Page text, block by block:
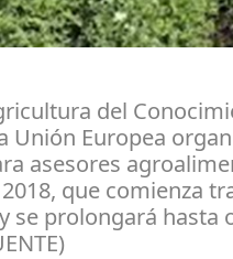
del
Unión Europea
asesores
que comienza
se prolongará hasta